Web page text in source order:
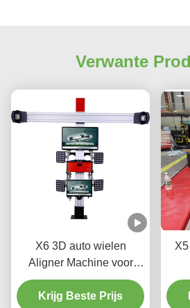
Verwante
X6 3D auto wielen
Aligner Machine voor
Automotive shop
Krijg Beste Prijs